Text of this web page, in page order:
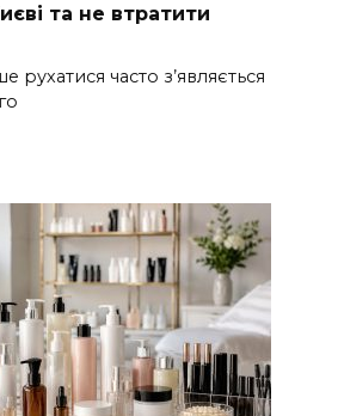
та не втратити
рухатися часто з’являється